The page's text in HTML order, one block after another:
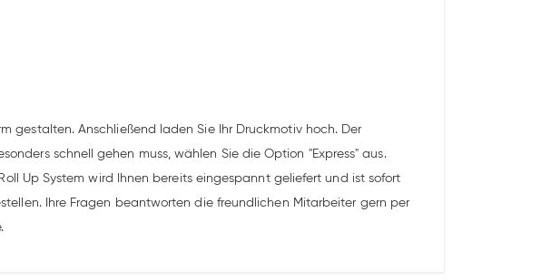
gestalten. Anschließend laden Sie Ihr Druckmotiv hoch. Der
schnell gehen muss, wählen Sie die Option "Express" aus.
Up System wird Ihnen bereits eingespannt geliefert und ist sofort
Ihre Fragen beantworten die freundlichen Mitarbeiter gern per